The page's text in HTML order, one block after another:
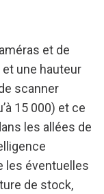
et de
une hauteur
scanner
15 000) et ce
les allées de
les éventuelles
de stock,